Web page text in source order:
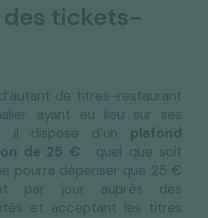
des tickets-
de titres-restaurant
ayant eu lieu sur ses
il dispose d’un plafond
de 25 € : quel que soit
pourra dépenser que 25 €
par jour auprès des
et acceptant les titres